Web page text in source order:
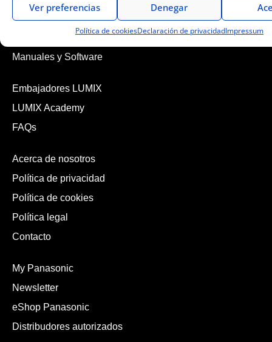
Denegar
Ver preferencias
Política de cookiesDeclaración de privacidadImpressum
Objetivos Lumix S
Qué Lumix elegir
Manuales y Software
Embajadores LUMIX
LUMIX Academy
FAQs
Acerca de nosotros
Política de privacidad
Política de cookies
Política legal
Contacto
My Panasonic
Newsletter
eShop Panasonic
Distribudores autorizados